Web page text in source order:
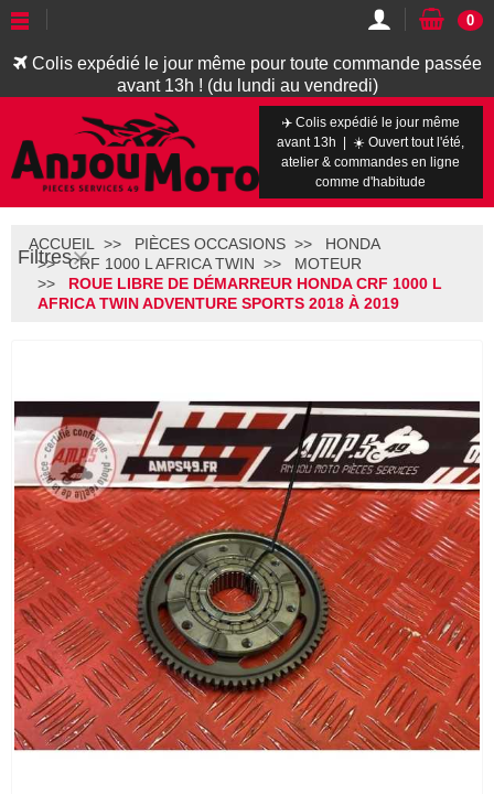
Colis expédié le jour même pour toute commande passée
avant 13h ! (du lundi au vendredi)
0
✈️ Colis expédié le jour même
avant 13h | ☀️ Ouvert tout l'été,
atelier & commandes en ligne
comme d'habitude
Filtres
ACCUEIL PIÈCES OCCASIONS
HONDA
CRF 1000 L AFRICA TWIN
MOTEUR
ROUE LIBRE DE DÉMARREUR HONDA CRF 1000 L
AFRICA TWIN ADVENTURE SPORTS 2018 À 2019